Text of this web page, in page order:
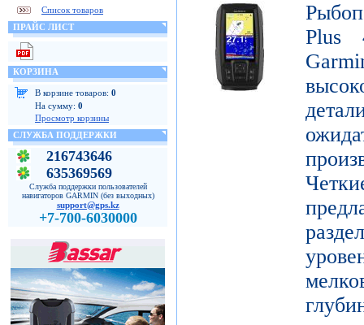
Список товаров
ПРАЙС ЛИСТ
КОРЗИНА
В корзине товаров: 0
На сумму: 0
Просмотр корзины
СЛУЖБА ПОДДЕРЖКИ
216743646
635369569
Служба поддержки пользователей
навигаторов GARMIN (без выходных)
support@gps.kz
+7-700-6030000
Plus